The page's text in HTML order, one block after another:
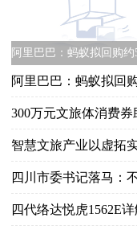
300万元文旅体消费券
智慧文旅产业以虚拓